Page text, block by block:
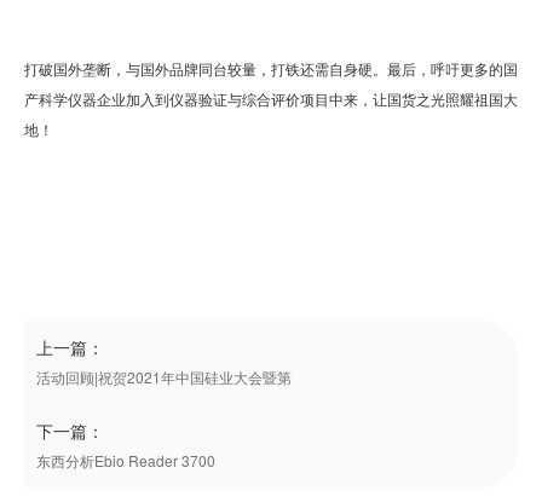
打破国外垄断，与国外品牌同台较量，打铁还需自身硬。最后，呼吁更多的国
产科学仪器企业加入到仪器验证与综合评价项目中来，让国货之光照耀祖国大
地！
上一篇：
活动回顾|祝贺2021年中国硅业大会暨第
下一篇：
东西分析Ebio Reader 3700